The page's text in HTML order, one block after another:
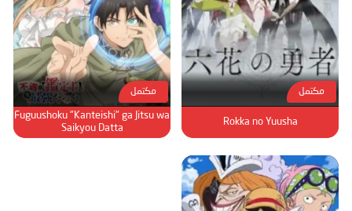
مكتمل
Rokka no Yuusha
مكتمل
Fuguushoku "Kanteishi" ga Jitsu wa
Saikyou Datta